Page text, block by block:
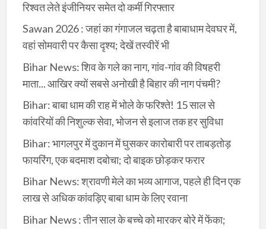
रिश्वत लेते इंजीनियर समेत दो कर्मी गिरफ्तार
Sawan 2026 : जहां का गंगाजल चढ़ता है बाबाधाम देवघर में,
वहां सोमवारी पर कैसा दृश्य; देखें तस्वीरें भी
Bihar News: शिव के गले का नाग, गांव-गांव की विषहरी
माता... आखिर क्यों सबसे अनोखी है बिहार की नाग पंचमी?
Bihar: बाबा धाम की राह में भोले के फरिश्ते! 15 साल से
कांवरियों की निशुल्क सेवा, भोजन से इलाज तक हर सुविधा
Bihar: भागलपुर में दुकान में घुसकर कारोबारी पर ताबड़तोड़
फायरिंग, एक बदमाश दबोचा; दो बाइक छोड़कर फरार
Bihar News: श्रावणी मेले का भव्य आगाज, पहले ही दिन एक
लाख से अधिक कांवड़िए बाबा धाम के लिए रवाना
Bihar News : तीन साल के बच्चे को मारकर बोरे में फेंका;